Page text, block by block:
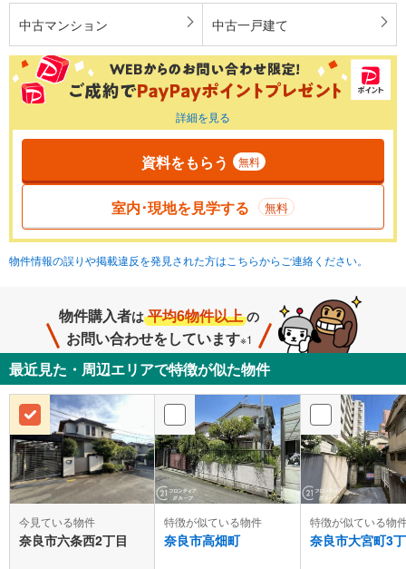
中古マンション 中古一戸建て
詳細を見る
資料をもらう 無料
室内･現地を見学する 無料
物件情報の誤りや掲載違反を発見された方はこちらからご連絡ください。
物件購入者は 平均6物件以上 の
お問い合わせをしています※1
最近見た・周辺エリアで特徴が似た物件
今見ている物件
奈良市六条西2丁目
特徴が似ている物件
奈良市高畑町
特徴が似ている物
奈良市大宮町3